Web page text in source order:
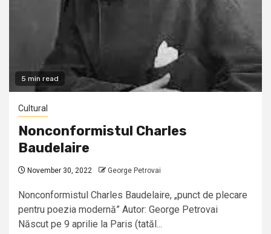
5 min read
Cultural
Nonconformistul Charles
Baudelaire
November 30, 2022 George Petrovai
Nonconformistul Charles Baudelaire, „punct de plecare
pentru poezia modernă” Autor: George Petrovai
Născut pe 9 aprilie la Paris (tatăl...